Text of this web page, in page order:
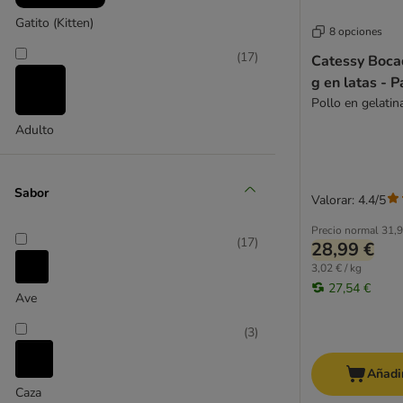
Virbac Veterinary HPM
Sin cereales
Gatitos
Sénior
Dietas veterinarias
Alimentación mixta
Almo Nature
Gatito (Kitten)
Adulto
(17)
Sabor
Ave
(17)
Caza
(3)
8 opciones
Catessy
g en latas -
Pollo en
Precio normal
28,99 €
3,02 € / kg
27,54 €
Valorar: 4.4/5